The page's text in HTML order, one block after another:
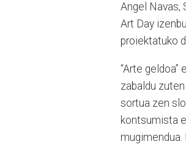
Angel Navas,
Art Day
proiektatuko
“Arte geldoa”
zabaldu
sortua zen
kontsumista